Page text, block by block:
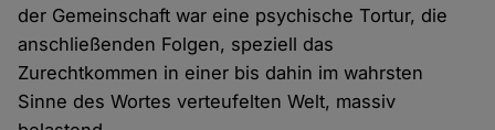
der Gemeinschaft war eine psychische Tortur, die
anschließenden Folgen, speziell das
Zurechtkommen in einer bis dahin im wahrsten
Sinne des Wortes verteufelten Welt, massiv